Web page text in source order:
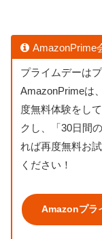
AmazonPrime
プライムデーは
AmazonPrimeは
度無料体験をし
クし、「30日間
れば再度無料お
ください！
Amazonプラ